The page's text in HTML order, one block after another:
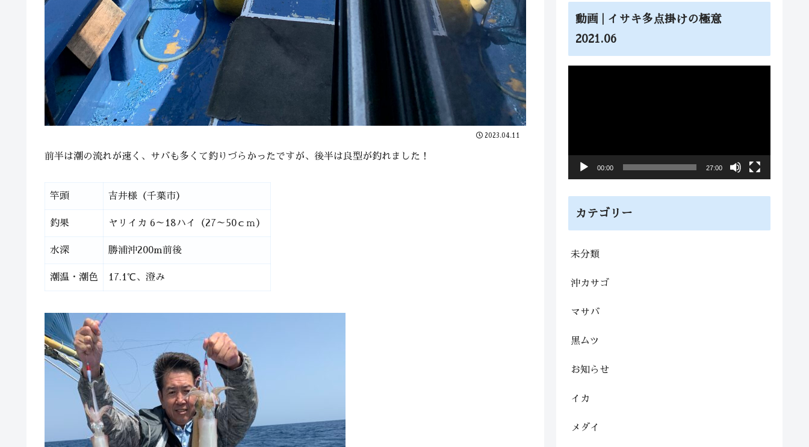
2023.04.11
前半は潮の流れが速く、サバも多くて釣りづらかったですが、後半は良型が釣れました！
竿頭 吉井様（千葉市）
釣果 ヤリイカ 6～18ハイ（27～50ｃｍ）
水深 勝浦沖200m前後
潮温・潮色 17.1℃、澄み
動画 | イサキ多点掛けの極意
2021.06
ヤ
00:00 27:00
カテゴリー
未分類
沖カサゴ
マサバ
黒ムツ
お知らせ
イカ
メダイ